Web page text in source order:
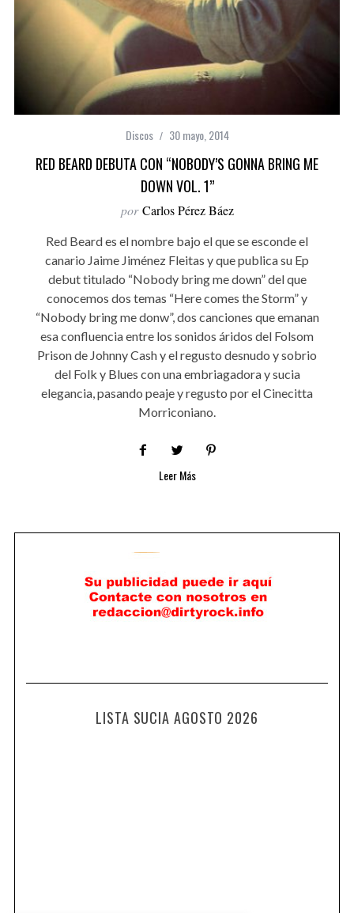
Discos 30 mayo, 2014
RED BEARD DEBUTA CON “NOBODY’S GONNA BRING ME
DOWN VOL. 1”
por Carlos Pérez Báez
Red Beard es el nombre bajo el que se esconde el
canario Jaime Jiménez Fleitas y que publica su Ep
debut titulado “Nobody bring me down” del que
conocemos dos temas “Here comes the Storm” y
“Nobody bring me donw”, dos canciones que emanan
esa confluencia entre los sonidos áridos del Folsom
Prison de Johnny Cash y el regusto desnudo y sobrio
del Folk y Blues con una embriagadora y sucia
elegancia, pasando peaje y regusto por el Cinecitta
Morriconiano.
Leer Más
LISTA SUCIA AGOSTO 2026